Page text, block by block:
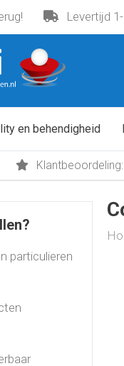
Levertijd
en behendigheid
Klantbeoordeling:
particulieren